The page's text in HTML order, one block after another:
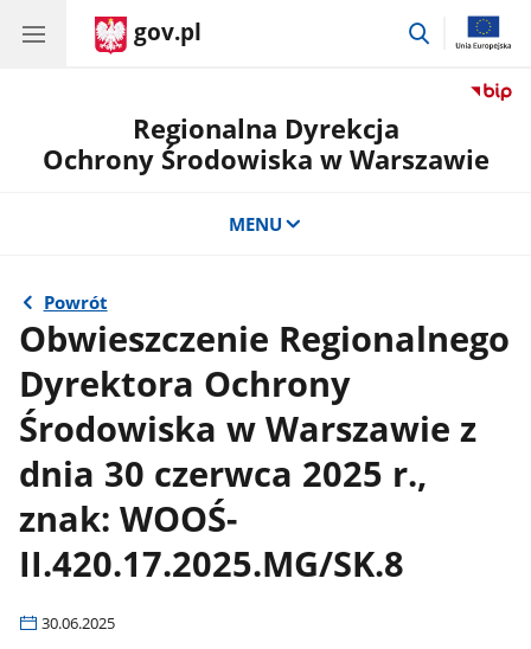
gov.pl
przejdź
Regionalna Dyrekcja
Ochrony Środowiska w Warszawie
MENU
Powrót
Obwieszczenie Regionalnego
Dyrektora Ochrony
Środowiska w Warszawie z
dnia 30 czerwca 2025 r.,
znak: WOOŚ-
II.420.17.2025.MG/SK.8
30.06.2025